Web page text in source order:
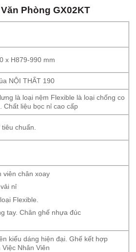
Phòng GX02KT
x H879-990 mm
NỘI THẤT 190
là loại nệm Flexible là loại chống co
Chất liệu bọc nỉ cao cấp
chuẩn.
viên chân xoay
nỉ
Flexible.
tay. Chân ghế nhựa đúc
kiểu dáng hiện đại. Ghế kết hợp
Nhân Viên